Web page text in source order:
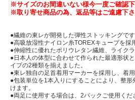
※サイズのお間違いない様今一度ご確認下
※取り寄せ商品の為、返品等はご遠慮下さ
●繊維の東レが開発した弾性ストッキングです
●高吸放湿性ナイロン糸TOREXキュープを
●伸縮性に優れたポリウレタン繊維、ライク
●日本人の体型に合わせて作られた最適形状
イプの2種類を揃えました。
●東レ独自の足首着用マーカーを採用し、着
●包装単位を1本入りにすることにより、整
けます。
●両足に使用する場合は、2パックご使用くだ